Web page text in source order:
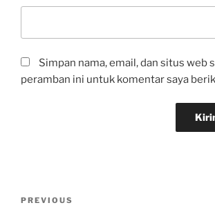
Simpan nama, email, dan situs web
peramban ini untuk komentar saya
PREVIOUS